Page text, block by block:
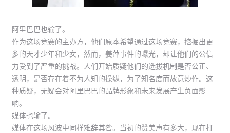
阿里巴巴也输了。
作为这场竞赛的主办方，他们原本希望通过这场竞赛，挖掘出更
多的天才少年和少女，然而，姜萍事件的曝光，却让他们的公信
力受到了严重的挑战。人们开始质疑他们的选拔机制是否公正、
透明，是否存在着不为人知的操纵，为了知名度而故意炒作。这
种质疑，无疑会对阿里巴巴的品牌形象和未来发展产生负面影
响。
媒体也输了。
媒体在这场风波中同样难辞其咎。
当初的赞美声有多大，现在打